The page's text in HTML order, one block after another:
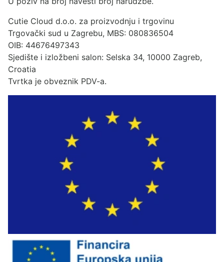
Cutie Cloud d.o.o. za proizvodnju i trgovinu
Trgovački sud u Zagrebu, MBS: 080836504
OIB: 44676497343
Sjedište i izložbeni salon: Selska 34, 10000 Zagreb,
Croatia
Tvrtka je obveznik PDV-a.